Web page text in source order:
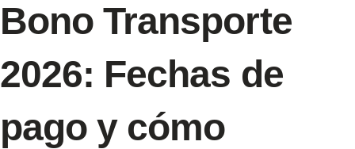
Bono Transporte
2026: Fechas de
pago y cómo